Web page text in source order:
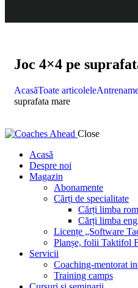
Joc 4×4 pe
AcasăToate articolele
suprafata mare
Close
Acasă
Despre noi
Magazin
Abonamente
Cărți de specialitate
Cărți limba
Cărți limba
Licențe „Software
Planșe, folii Taktifol
Servicii
Coaching-mentorat
Training camps